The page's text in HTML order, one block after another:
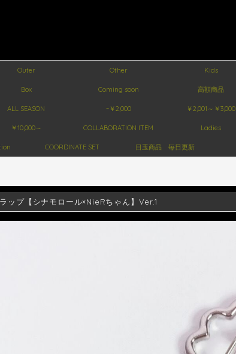
Outer Other Kids
Box Coming soon 高額商品
ALL SEASON ~￥2,000 ￥2,001～￥3,000
￥10,000～ COLLABORATION ITEM Ladies
COORDINATE SET 目玉商品 毎日更新
ップ【シナモロール×NieRちゃん】Ver.1